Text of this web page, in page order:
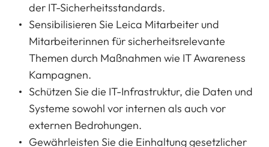
der IT-Sicherheitsstandards.
Sensibilisieren Sie Leica Mitarbeiter und
Mitarbeiterinnen für sicherheitsrelevante
Themen durch Maßnahmen wie IT Awareness
Kampagnen.
Schützen Sie die IT-Infrastruktur, die Daten und
Systeme sowohl vor internen als auch vor
externen Bedrohungen.
Gewährleisten Sie die Einhaltung gesetzlicher